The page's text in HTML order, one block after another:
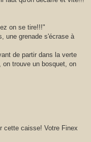
on se tire!!!"
une grenade s'écrase à
de partir dans la verte
trouve un bosquet, on
cette caisse! Votre Finex